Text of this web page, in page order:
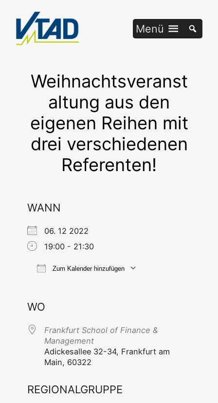
springen
Menü
Weihnachtsveranst
altung aus den
eigenen Reihen mit
drei verschiedenen
Referenten!
WANN
06. 12 2022
19:00 - 21:30
Zum Kalender hinzufügen
WO
Frank­furt School of Finan­ce &
Management
Adi­ckes­al­lee 32-34, Frank­furt am
Main, 60322
REGIONALGRUPPE